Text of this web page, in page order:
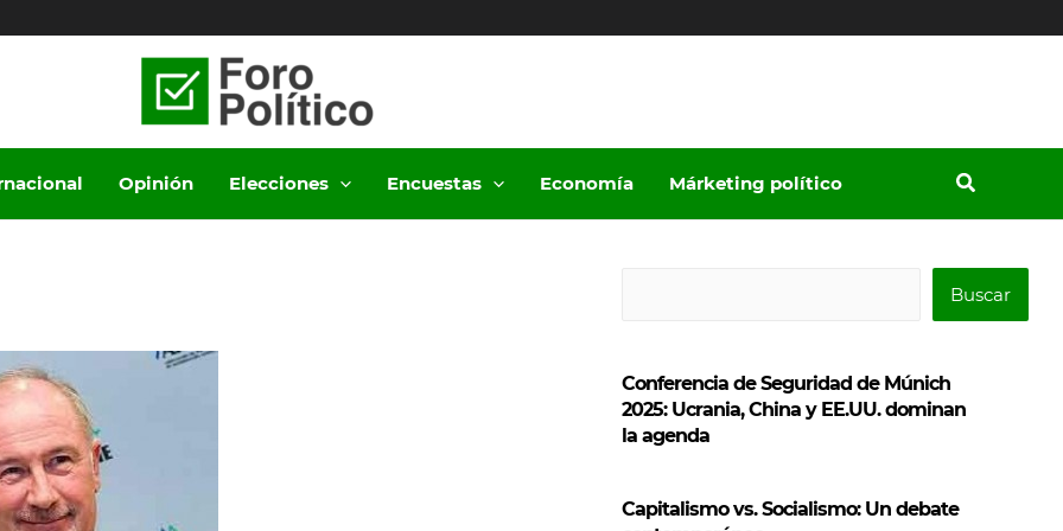
Opinión Elecciones Encuestas Economía Márketing político
c
a
Buscar
Conferencia de Seguridad de Múnich
2025: Ucrania, China y EE.UU. dominan
la agenda
Capitalismo vs. Socialismo: Un debate